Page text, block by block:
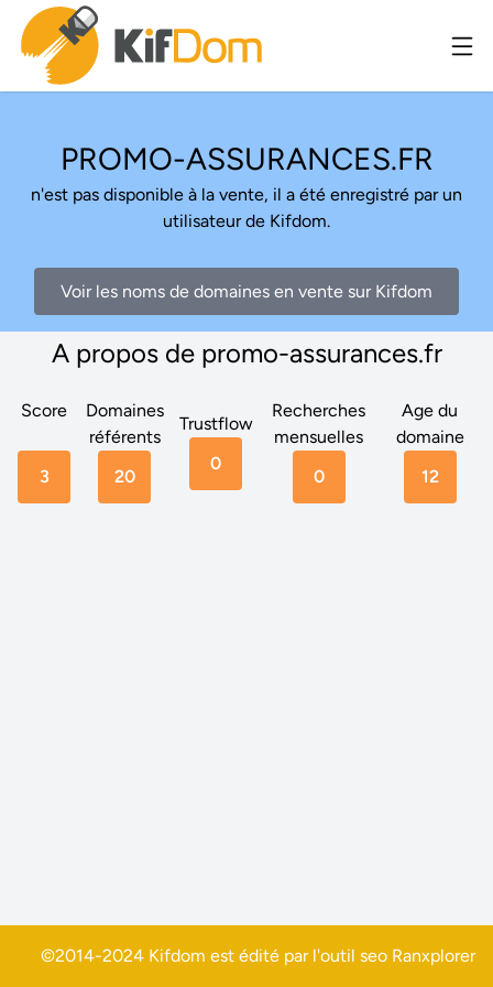
PROMO-ASSURANCES.FR
n'est pas disponible à la vente, il a été enregistré par un
utilisateur de Kifdom.
Voir les noms de domaines en vente sur Kifdom
A propos de promo-assurances.fr
Score
3
Domaines
référents
20
Trustflow
0
Recherches
mensuelles
0
Age du
domaine
12
©2014-2024 Kifdom est édité par l'outil seo Ranxplorer